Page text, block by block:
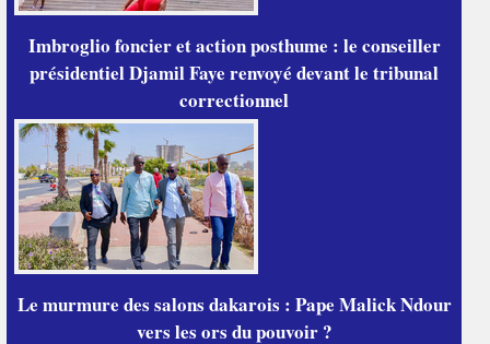
Imbroglio foncier et action posthume : le conseiller
présidentiel Djamil Faye renvoyé devant le tribunal
correctionnel
Le murmure des salons dakarois : Pape Malick Ndour
vers les ors du pouvoir ?